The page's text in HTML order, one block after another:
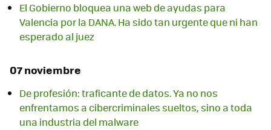
El Gobierno bloquea una web de ayudas para
Valencia por la DANA. Ha sido tan urgente que ni han
esperado al juez
07 noviembre
De profesión: traficante de datos. Ya no nos
enfrentamos a cibercriminales sueltos, sino a toda
una industria del malware